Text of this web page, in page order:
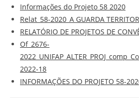
Informações do Projeto 58 2020
Relat_58-2020_A GUARDA
RELATÓRIO DE PROJETOS DE
Of_2676-
2022-18
INFORMAÇÕES DO PROJETO 58-